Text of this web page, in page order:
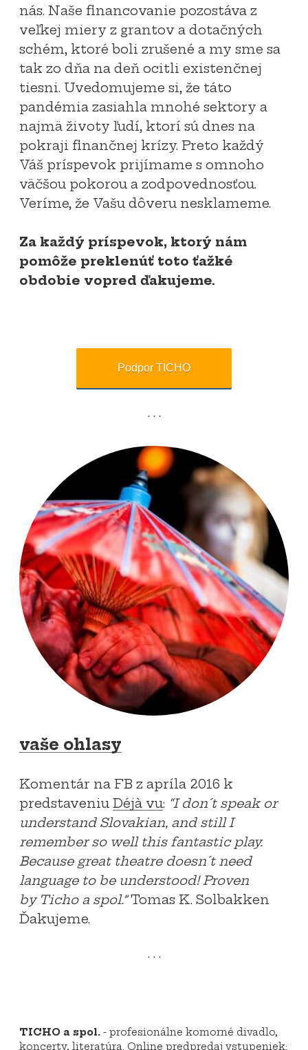
nás. Naše financovanie pozostáva z
veľkej miery z grantov a dotačných
schém, ktoré boli zrušené a my sme sa
tak zo dňa na deň ocitli existenčnej
tiesni. Uvedomujeme si, že táto
pandémia zasiahla mnohé sektory a
najmä životy ľudí, ktorí sú dnes na
pokraji finančnej krízy. Preto každý
Váš príspevok prijímame s omnoho
väčšou pokorou a zodpovednosťou.
Veríme, že Vašu dôveru nesklameme.
Za každý príspevok, ktorý nám
pomôže preklenúť toto ťažké
obdobie vopred ďakujeme.
Podpor TICHO
vaše ohlasy
Komentár na FB z apríla 2016 k
predstaveniu Déjà vu: “I don´t speak or
understand Slovakian, and still I
remember so well this fantastic play.
Because great theatre doesn´t need
language to be understood! Proven
by Ticho a spol.”Tomas K. Solbakken
Ďakujeme.
TICHO a spol. - profesionálne komorné divadlo,
koncerty, literatúra. Online predpredaj vstupeniek: